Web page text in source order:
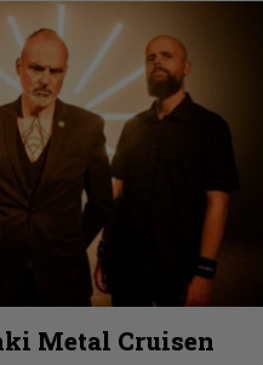
Metal Cruisen